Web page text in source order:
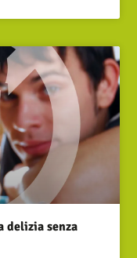
delizia senza